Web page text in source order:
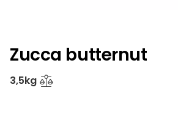
Zucca butternut
3,5kg